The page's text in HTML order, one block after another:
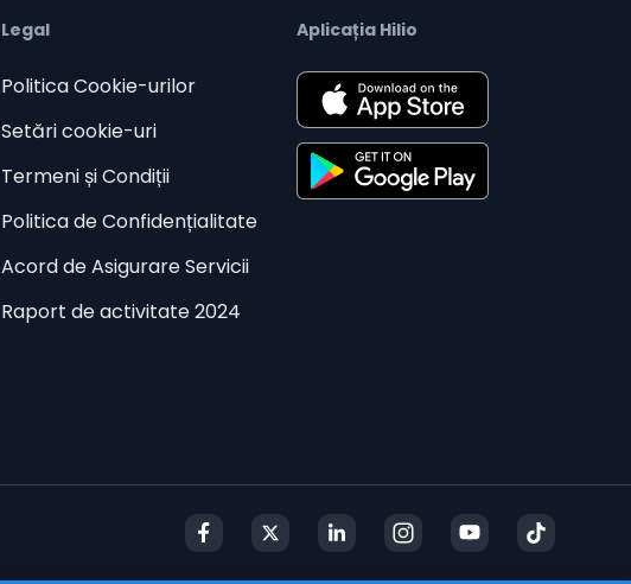
Legal
Politica Cookie-urilor
Setări cookie-uri
Termeni și Condiții
Politica de Confidențialitate
Acord de Asigurare Servicii
Raport de activitate 2024
Aplicația Hilio